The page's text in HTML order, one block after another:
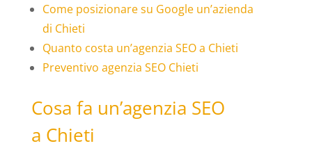
Come posizionare su Google un’azienda
di Chieti
Quanto costa un’agenzia SEO a Chieti
Preventivo agenzia SEO Chieti
Cosa fa un’agenzia SEO
a Chieti